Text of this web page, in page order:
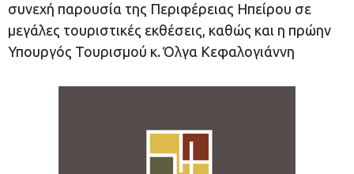
συνεχή παρουσία της Περιφέρειας Ηπείρου σε
μεγάλες τουριστικές εκθέσεις, καθώς και η πρώην
Υπουργός Τουρισμού κ. Όλγα Κεφαλογιάννη